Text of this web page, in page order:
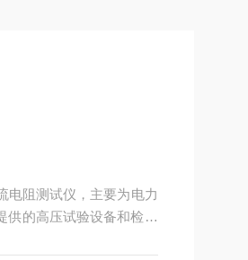
电阻测试仪，主要为电力
供的高压试验设备和检测